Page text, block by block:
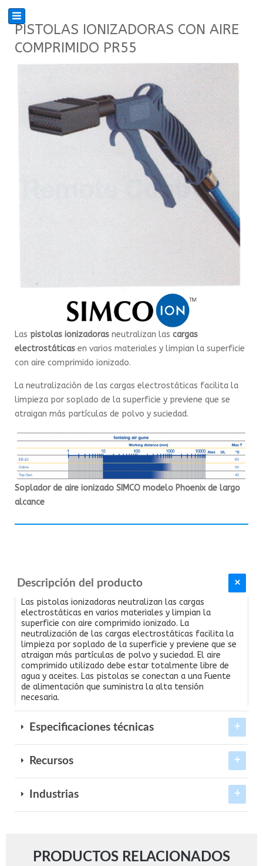
PISTOLAS IONIZADORAS CON AIRE
COMPRIMIDO PR55
Las pistolas ionizadoras neutralizan las cargas
electrostáticas en varios materiales y limpian la superficie
con aire comprimido ionizado.
La neutralización de las cargas electrostáticas facilita la
limpieza por soplado de la superficie y previene que se
atraigan más partículas de polvo y suciedad.
Soplador de aire ionizado SIMCO modelo Phoenix de largo
alcance
Descripción del producto
Las pistolas ionizadoras neutralizan las cargas
electrostáticas en varios materiales y limpian la
superficie con aire comprimido ionizado. La
neutralización de las cargas electrostáticas facilita la
limpieza por soplado de la superficie y previene que se
atraigan más partículas de polvo y suciedad. El aire
comprimido utilizado debe estar totalmente libre de
agua y aceites. Las pistolas se conectan a una Fuente
de alimentación que suministra la alta tensión
necesaria.
Especificaciones técnicas
Recursos
Industrias
PRODUCTOS RELACIONADOS